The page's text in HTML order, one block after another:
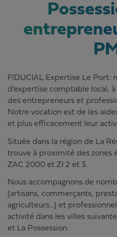
FIDUCIAL Expertise Le Port:
d'expertise comptable local,
des entrepreneurs et
Notre vocation est de les
et plus efficacement leur
Située dans la région de La
trouve à proximité des zones
ZAC 2000 et ZI 2 et 3.
Nous accompagnons de
(artisans, commerçants,
agriculteurs…) et
activité dans les villes
et La Possession.